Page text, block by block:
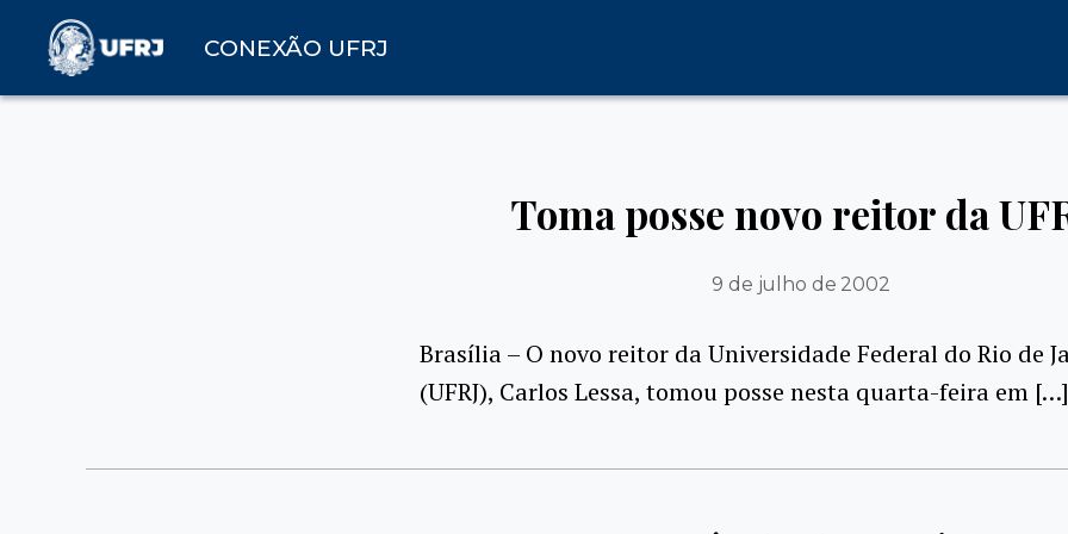
CONEXÃO UFRJ
Toma posse novo reitor da
9 de julho de 2002
Brasília – O novo reitor da Universidade Federal do Rio de
(UFRJ), Carlos Lessa, tomou posse nesta quarta-feira em […]